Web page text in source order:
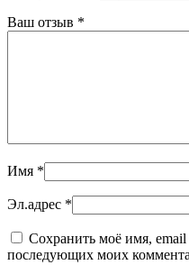
Ваш отзыв *
Имя *
Эл.адрес *
Сохранить моё имя, email
последующих моих